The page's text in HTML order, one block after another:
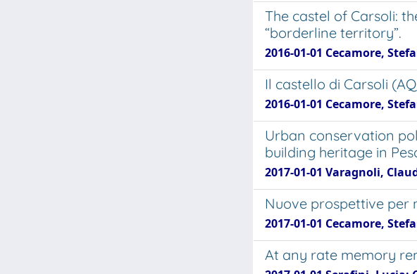
The castel of Carsoli:
“borderline territory”.
2016-01-01 Cecamore,
Il castello di Carsoli
2016-01-01 Cecamore,
Urban conservation
building heritage in
2017-01-01 Varagnoli,
Nuove prospettive per
2017-01-01 Cecamore,
At any rate memory